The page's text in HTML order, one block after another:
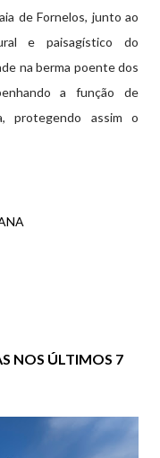
de Fornelos, junto ao
e paisagístico do
na berma poente dos
a função de
protegendo assim o
NOS ÚLTIMOS 7